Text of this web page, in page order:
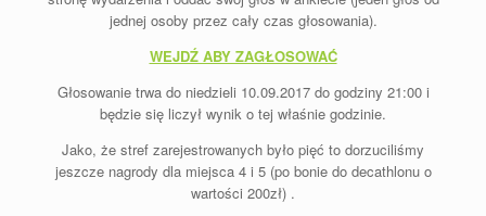
jednej osoby przez cały czas głosowania).
WEJDŹ ABY ZAGŁOSOWAĆ
Głosowanie trwa do niedzieli 10.09.2017 do godziny 21:00 i
będzie się liczył wynik o tej właśnie godzinie.
Jako, że stref zarejestrowanych było pięć to dorzuciliśmy
jeszcze nagrody dla miejsca 4 i 5 (po bonie do decathlonu o
wartości 200zł) .